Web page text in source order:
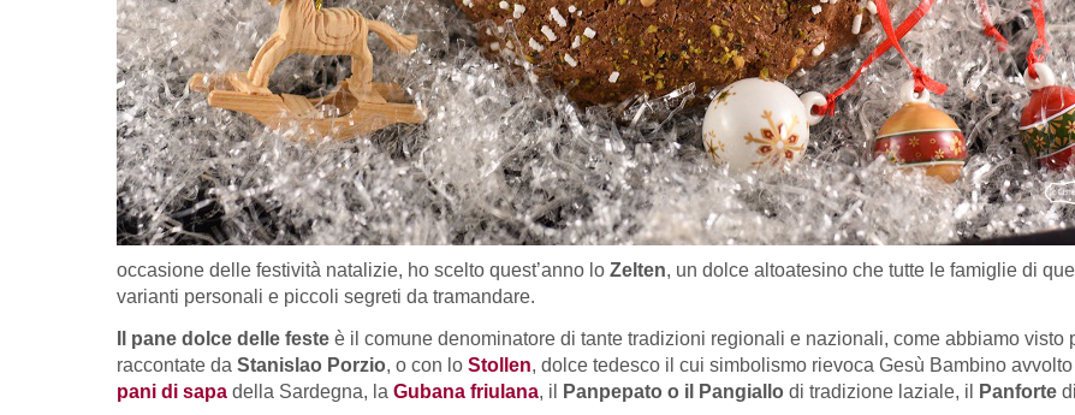
occasione delle festività natalizie, ho scelto quest’anno lo Zelten, un dolce altoatesino che tutte le famiglie di
varianti personali e piccoli segreti da tramandare.
Il pane dolce delle feste è il comune denominatore di tante tradizioni regionali e nazionali, come abbiamo visto
raccontate da Stanislao Porzio, o con lo Stollen, dolce tedesco il cui simbolismo rievoca Gesù Bambino
pani di sapa della Sardegna, la Gubana friulana, il Panpepato o il Pangiallo di tradizione laziale, il Panforte